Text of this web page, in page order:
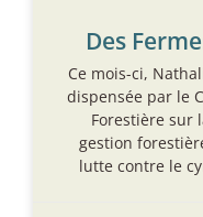
Des
Ce mois-ci,
dispensée par le
Forestière sur
gestion
lutte contre le